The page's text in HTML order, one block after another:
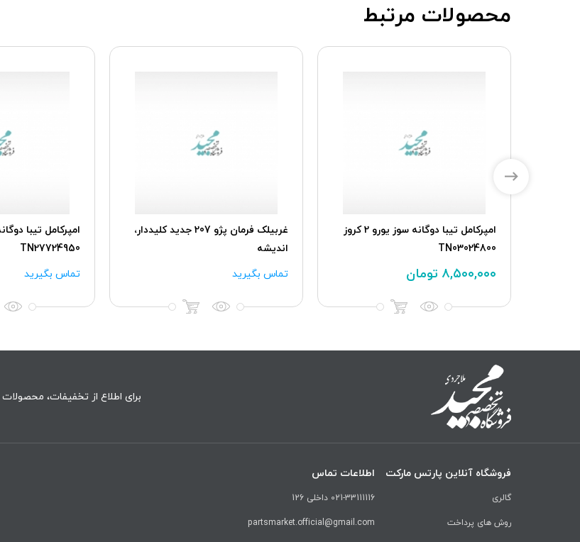
محصولات مرتبط
امپرکامل تیبا دوگانه سوز یورو 2 کروز
TN03024800
۸,۵۰۰,۰۰۰ تومان
غربیلک فرمان پژو 207 جدید کلیددار،
اندیشه
تماس بگیرید
TN27724950
تماس بگیرید
برای اطلاع از تخفیفات،
فروشگاه آنلاین پارتس مارکت
گالری
روش های پرداخت
اطلاعات تماس
021-33111116 داخلی 126
partsmarket.official@gmail.com